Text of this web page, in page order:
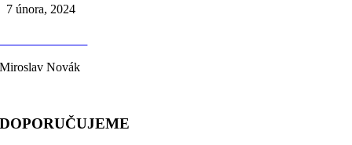
7 února, 2024
Miroslav Novák
DOPORUČUJEME